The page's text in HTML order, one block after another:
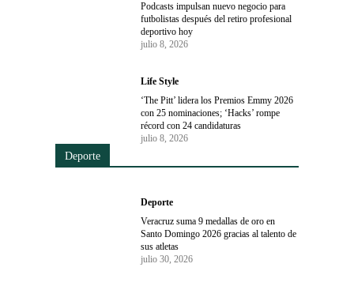
Podcasts impulsan nuevo negocio para
futbolistas después del retiro profesional
deportivo hoy
julio 8, 2026
Life Style
‘The Pitt’ lidera los Premios Emmy 2026
con 25 nominaciones; ‘Hacks’ rompe
récord con 24 candidaturas
julio 8, 2026
Deporte
Deporte
Veracruz suma 9 medallas de oro en
Santo Domingo 2026 gracias al talento de
sus atletas
julio 30, 2026